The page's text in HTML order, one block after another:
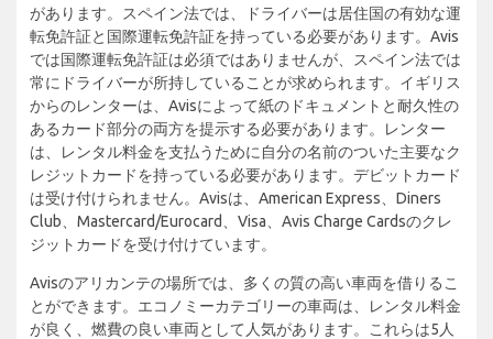
があります。スペイン法では、ドライバーは居住国の有効な運
転免許証と国際運転免許証を持っている必要があります。Avis
では国際運転免許証は必須ではありませんが、スペイン法では
常にドライバーが所持していることが求められます。イギリス
からのレンターは、Avisによって紙のドキュメントと耐久性の
あるカード部分の両方を提示する必要があります。レンター
は、レンタル料金を支払うために自分の名前のついた主要なク
レジットカードを持っている必要があります。デビットカード
は受け付けられません。Avisは、American Express、Diners
Club、Mastercard/Eurocard、Visa、Avis Charge Cardsのクレ
ジットカードを受け付けています。
Avisのアリカンテの場所では、多くの質の高い車両を借りるこ
とができます。エコノミーカテゴリーの車両は、レンタル料金
が良く、燃費の良い車両として人気があります。これらは5人